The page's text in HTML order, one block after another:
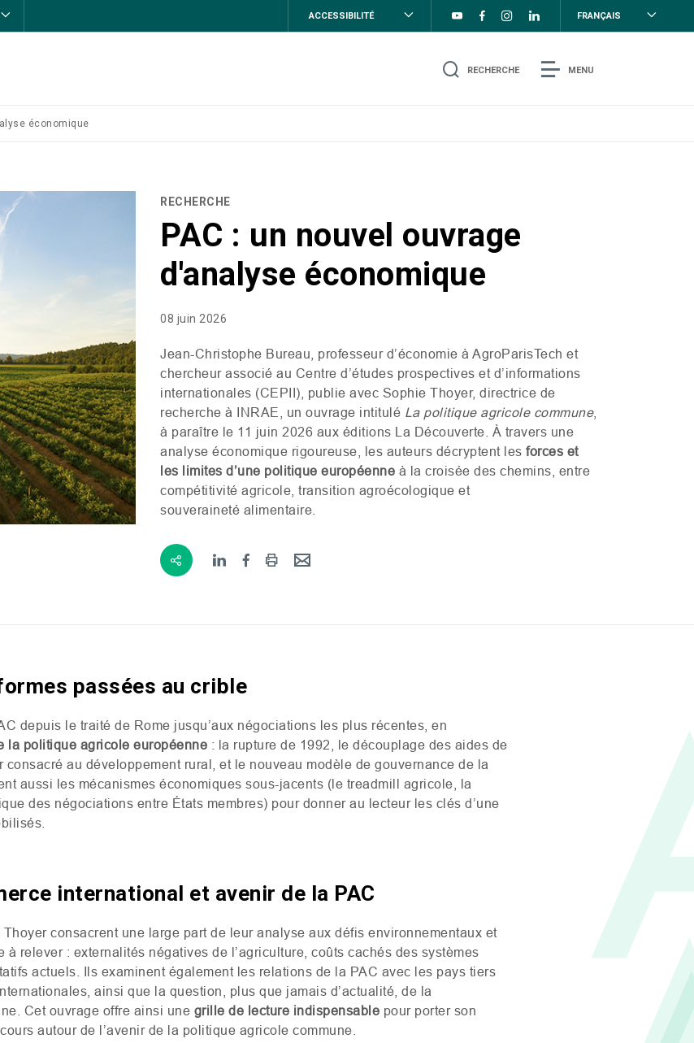
ACCESSIBILITÉ FRANÇAIS
RECHERCHE MENU
économique
RECHERCHE
PAC : un nouvel ouvrage
d'analyse économique
08 juin 2026
Jean-Christophe Bureau, professeur d’économie à AgroParisTech et
chercheur associé au Centre d’études prospectives et d’informations
internationales (CEPII), publie avec Sophie Thoyer, directrice de
recherche à INRAE , un ouvrage intitulé La politique agricole commune,
à paraître le 11 juin 2026 aux éditions La Découverte. À travers une
analyse économique rigoureuse, les auteurs décryptent les forces et
les limites d’une politique européenne à la croisée des chemins, entre
compétitivité agricole, transition agroécologique et
souveraineté alimentaire.
passées au crible
depuis le traité de Rome jusqu’aux négociations les plus récentes, en
la politique agricole européenne : la rupture de 1992, le découplage des aides de
consacré au développement rural, et le nouveau modèle de gouvernance de la
aussi les mécanismes économiques sous-jacents (le treadmill agricole, la
des négociations entre États membres) pour donner au lecteur les clés d’une
international et avenir de la PAC
consacrent une large part de leur analyse aux défis environnementaux et
à relever : externalités négatives de l’agriculture, coûts cachés des systèmes
actuels. Ils examinent également les relations de la PAC avec les pays tiers
ainsi que la question, plus que jamais d’actualité, de la
Cet ouvrage offre ainsi une grille de lecture indispensable pour porter son
autour de l’avenir de la politique agricole commune.